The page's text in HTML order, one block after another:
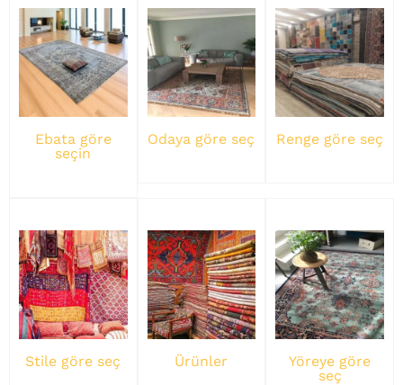
Ebata göre
seçin
Odaya göre seç Renge göre seç
Stile göre seç Ürünler
Yöreye göre
seç